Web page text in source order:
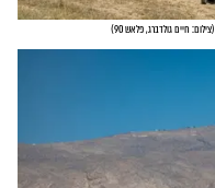
(צילום: חיים גולדברג, פלאש 90 )